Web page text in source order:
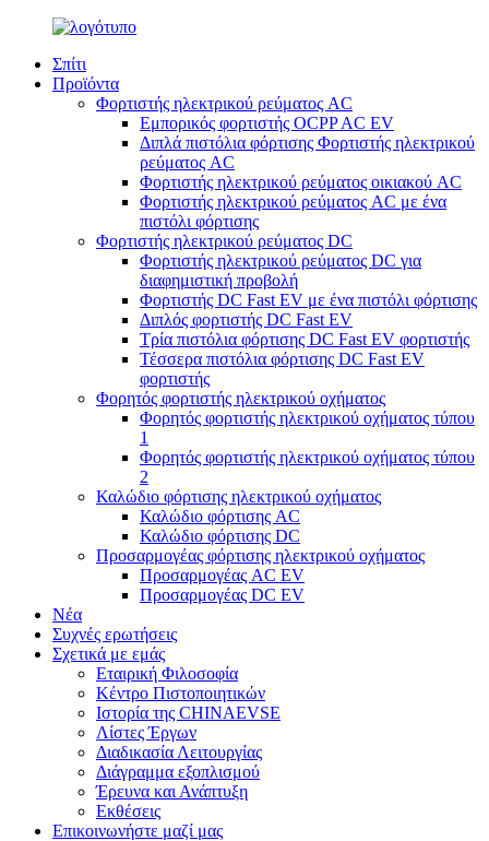
Σπίτι
Προϊόντα
Φορτιστής ηλεκτρικού ρεύματος AC
Εμπορικός φορτιστής OCPP AC EV
Διπλά πιστόλια φόρτισης Φορτιστής ηλεκτρικού
ρεύματος AC
Φορτιστής ηλεκτρικού ρεύματος οικιακού AC
Φορτιστής ηλεκτρικού ρεύματος AC με ένα
πιστόλι φόρτισης
Φορτιστής ηλεκτρικού ρεύματος DC
Φορτιστής ηλεκτρικού ρεύματος DC για
διαφημιστική προβολή
Φορτιστής DC Fast EV με ένα πιστόλι φόρτισης
Διπλός φορτιστής DC Fast EV
Τρία πιστόλια φόρτισης DC Fast EV φορτιστής
Τέσσερα πιστόλια φόρτισης DC Fast EV
φορτιστής
Φορητός φορτιστής ηλεκτρικού οχήματος
Φορητός φορτιστής ηλεκτρικού οχήματος τύπου
1
Φορητός φορτιστής ηλεκτρικού οχήματος τύπου
2
Καλώδιο φόρτισης ηλεκτρικού οχήματος
Καλώδιο φόρτισης AC
Καλώδιο φόρτισης DC
Προσαρμογέας φόρτισης ηλεκτρικού οχήματος
Προσαρμογέας AC EV
Προσαρμογέας DC EV
Νέα
Συχνές ερωτήσεις
Σχετικά με εμάς
Εταιρική Φιλοσοφία
Κέντρο Πιστοποιητικών
Ιστορία της CHINAEVSE
Λίστες Έργων
Διαδικασία Λειτουργίας
Διάγραμμα εξοπλισμού
Έρευνα και Ανάπτυξη
Εκθέσεις
Επικοινωνήστε μαζί μας